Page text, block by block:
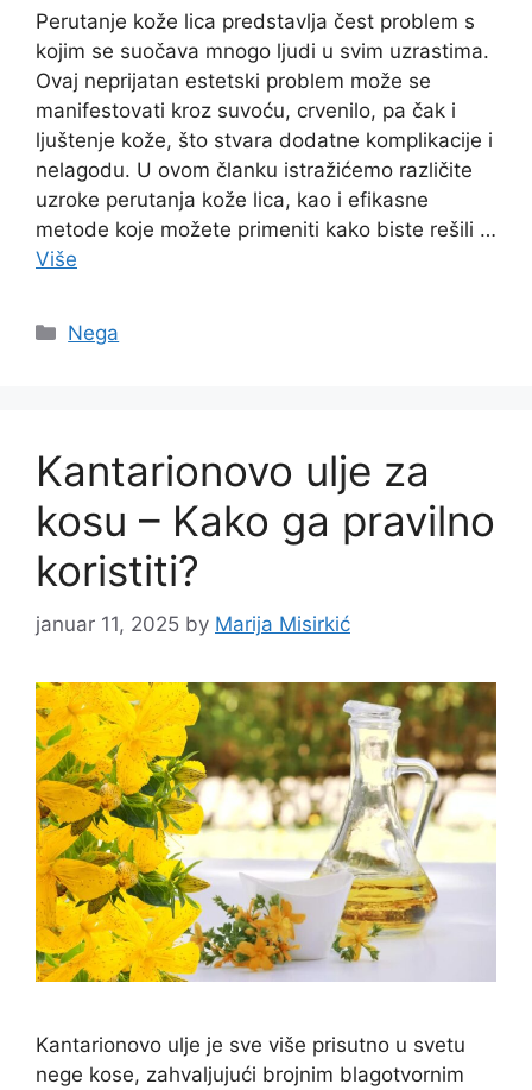
Perutanje kože lica predstavlja čest problem s
kojim se suočava mnogo ljudi u svim uzrastima.
Ovaj neprijatan estetski problem može se
manifestovati kroz suvoću, crvenilo, pa čak i
ljuštenje kože, što stvara dodatne komplikacije i
nelagodu. U ovom članku istražićemo različite
uzroke perutanja kože lica, kao i efikasne
metode koje možete primeniti kako biste rešili …
Više
Categories
Nega
Kantarionovo ulje za
kosu – Kako ga pravilno
koristiti?
januar 11, 2025 by Marija Misirkić
Kantarionovo ulje je sve više prisutno u svetu
nege kose, zahvaljujući brojnim blagotvornim